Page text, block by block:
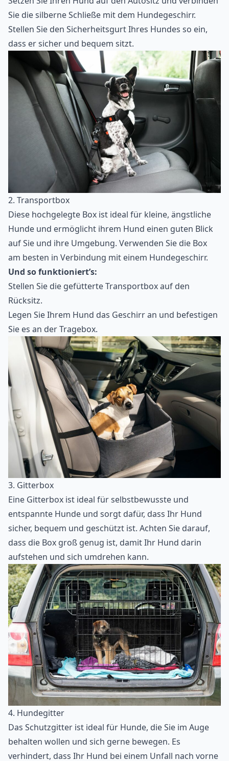
Sie die silberne Schließe mit dem Hundegeschirr.
Stellen Sie den Sicherheitsgurt Ihres Hundes so ein,
dass er sicher und bequem sitzt.
2. Transportbox
Diese hochgelegte Box ist ideal für kleine, ängstliche
Hunde und ermöglicht ihrem Hund einen guten Blick
auf Sie und ihre Umgebung. Verwenden Sie die Box
am besten in Verbindung mit einem Hundegeschirr.
Und so funktioniert’s:
Stellen Sie die gefütterte Transportbox auf den
Rücksitz.
Legen Sie Ihrem Hund das Geschirr an und befestigen
Sie es an der Tragebox.
3. Gitterbox
Eine Gitterbox ist ideal für selbstbewusste und
entspannte Hunde und sorgt dafür, dass Ihr Hund
sicher, bequem und geschützt ist. Achten Sie darauf,
dass die Box groß genug ist, damit Ihr Hund darin
aufstehen und sich umdrehen kann.
4. Hundegitter
Das Schutzgitter ist ideal für Hunde, die Sie im Auge
behalten wollen und sich gerne bewegen. Es
verhindert, dass Ihr Hund bei einem Unfall nach vorne